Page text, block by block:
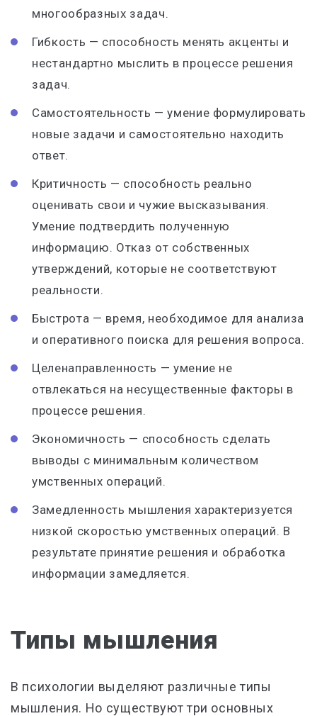
многообразных задач.
Гибкость — способность менять акценты и
нестандартно мыслить в процессе решения
задач.
Самостоятельность — умение формулировать
новые задачи и самостоятельно находить
ответ.
Критичность — способность реально
оценивать свои и чужие высказывания.
Умение подтвердить полученную
информацию. Отказ от собственных
утверждений, которые не соответствуют
реальности.
Быстрота — время, необходимое для анализа
и оперативного поиска для решения вопроса.
Целенаправленность — умение не
отвлекаться на несущественные факторы в
процессе решения.
Экономичность — способность сделать
выводы с минимальным количеством
умственных операций.
Замедленность мышления характеризуется
низкой скоростью умственных операций. В
результате принятие решения и обработка
информации замедляется.
Типы мышления
В психологии выделяют различные типы
мышления. Но существуют три основных